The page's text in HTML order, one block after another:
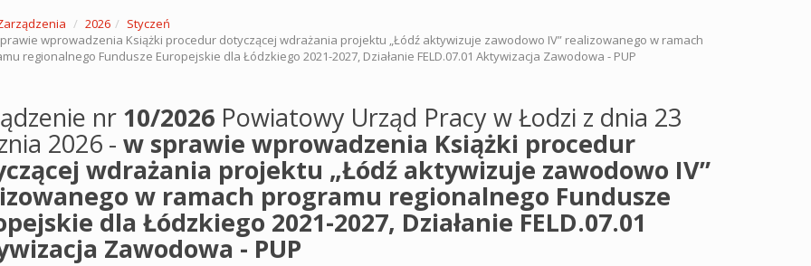
2026
Styczeń
wprowadzenia Książki procedur dotyczącej wdrażania projektu „Łódź aktywizuje zawodowo IV” realizowanego w ramach
regionalnego Fundusze Europejskie dla Łódzkiego 2021-2027, Działanie FELD.07.01 Aktywizacja Zawodowa - PUP
nr 10/2026Powiatowy Urząd Pracy w Łodzi z dnia 23
2026 - w sprawie wprowadzenia Książki procedur
wdrażania projektu „Łódź aktywizuje zawodowo IV”
w ramach programu regionalnego Fundusze
dla Łódzkiego 2021-2027, Działanie FELD.07.01
Zawodowa - PUP